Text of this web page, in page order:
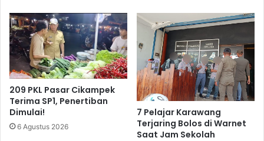
209 PKL Pasar Cikampek
Terima SP1, Penertiban
Dimulai!
6 Agustus 2026
7 Pelajar Karawang
Terjaring Bolos di Warnet
Saat Jam Sekolah